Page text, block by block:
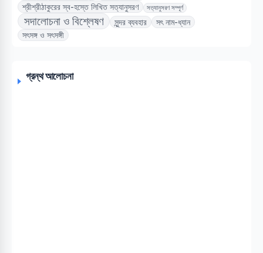
শ্রীশ্রীঠাকুরের স্ব-হস্তে লিখিত সত্যানুসরণ সত্যানুসরণ সম্পূর্ণ
সদালোচনা ও বিশ্লেষণ সুন্দর ব্যবহার
সৎ নাম-ধ্যান
সৎসঙ্গ ও সৎসঙ্গী
গ্রন্থ আলোচনা